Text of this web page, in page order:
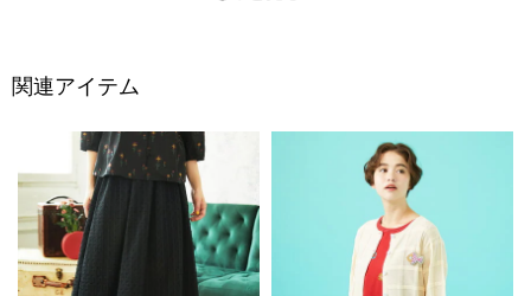
関連アイテム